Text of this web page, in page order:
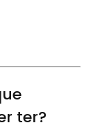
ter?